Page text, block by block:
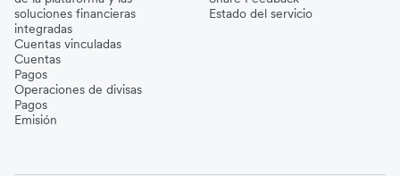
soluciones financieras
integradas
Cuentas vinculadas
Cuentas
Pagos
Operaciones de divisas
Pagos
Emisión
Estado del servicio